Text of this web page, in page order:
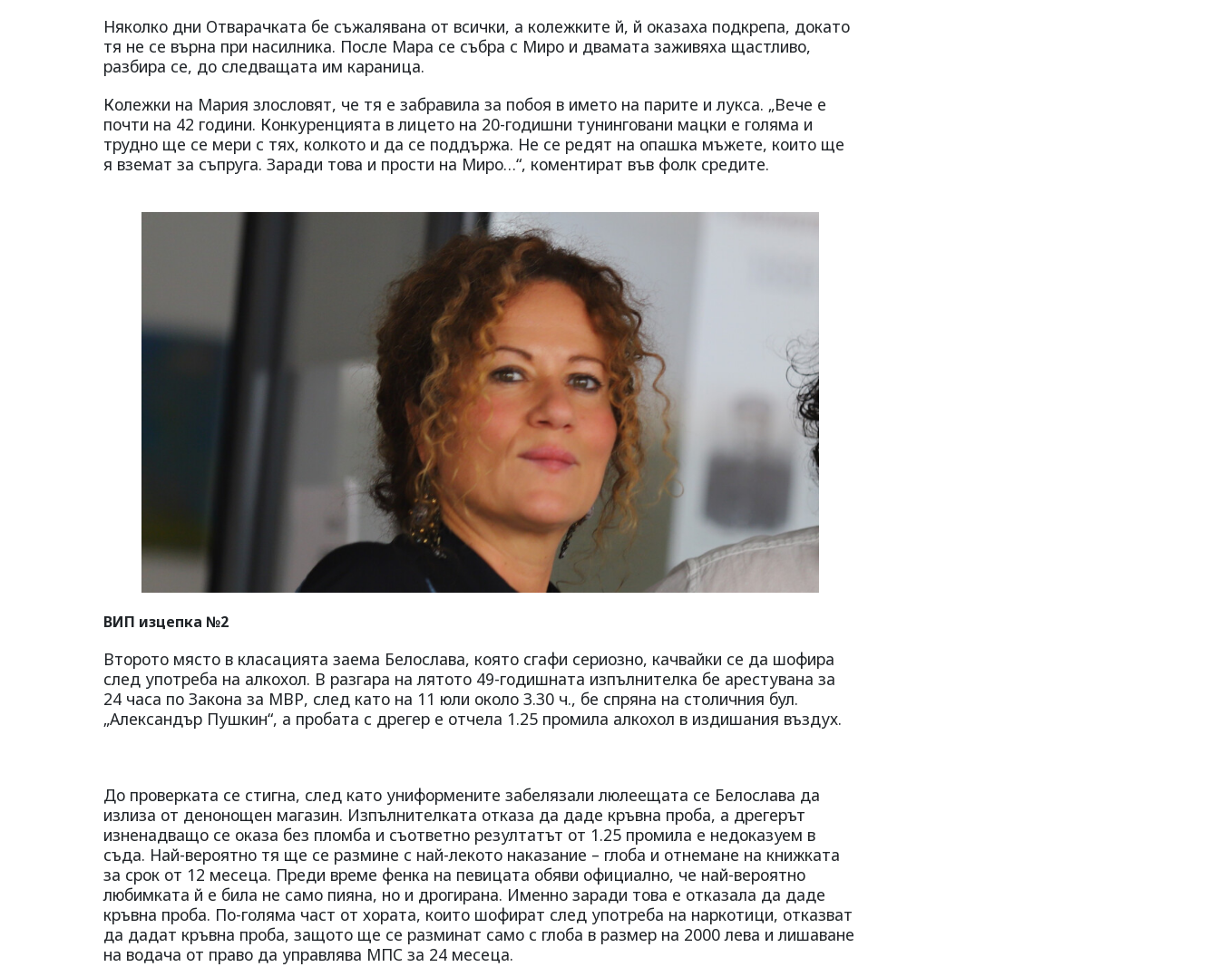
Няколко дни Отварачката бе съжалявана от всички, а колежките й, й оказаха подкрепа, докато
тя не се върна при насилника. После Мара се събра с Миро и двамата заживяха щастливо,
разбира се, до следващата им караница.
Колежки на Мария злословят, че тя е забравила за побоя в името на парите и лукса. „Вече е
почти на 42 години. Конкуренцията в лицето на 20-годишни тунинговани мацки е голяма и
трудно ще се мери с тях, колкото и да се поддържа. Не се редят на опашка мъжете, които ще
я вземат за съпруга. Заради това и прости на Миро…“, коментират във фолк средите.
ВИП изцепка №2
Второто място в класацията заема Белослава, която сгафи сериозно, качвайки се да шофира
след употреба на алкохол. В разгара на лятото 49-годишната изпълнителка бе арестувана за
24 часа по Закона за МВР, след като на 11 юли около 3.30 ч., бе спряна на столичния бул.
„Александър Пушкин“, а пробата с дрегер е отчела 1.25 промила алкохол в издишания въздух.
До проверката се стигна, след като униформените забелязали люлеещата се Белослава да
излиза от денонощен магазин. Изпълнителката отказа да даде кръвна проба, а дрегерът
изненадващо се оказа без пломба и съответно резултатът от 1.25 промила е недоказуем в
съда. Най-вероятно тя ще се размине с най-лекото наказание – глоба и отнемане на книжката
за срок от 12 месеца. Преди време фенка на певицата обяви официално, че най-вероятно
любимката й е била не само пияна, но и дрогирана. Именно заради това е отказала да даде
кръвна проба. По-голяма част от хората, които шофират след употреба на наркотици, отказват
да дадат кръвна проба, защото ще се разминат само с глоба в размер на 2000 лева и лишаване
на водача от право да управлява МПС за 24 месеца.